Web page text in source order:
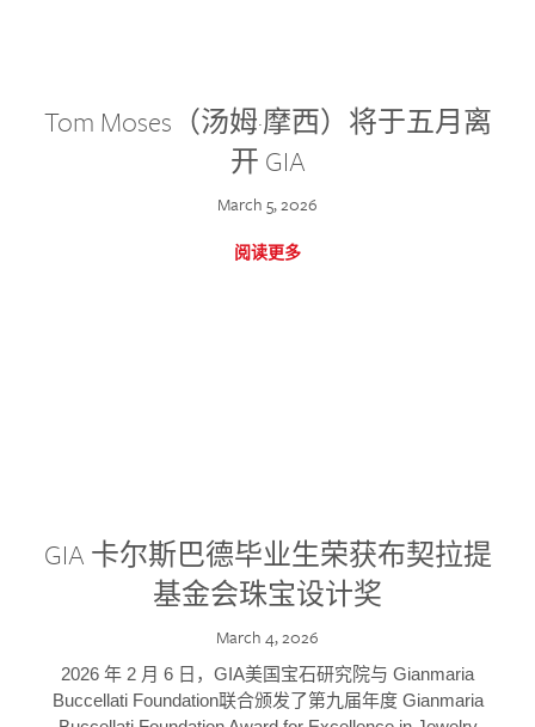
Tom Moses（汤姆·摩西）将于五月离
开 GIA
March 5, 2026
阅读更多
GIA 卡尔斯巴德毕业生荣获布契拉提
基金会珠宝设计奖
March 4, 2026
2026 年 2 月 6 日，GIA美国宝石研究院与 Gianmaria
Buccellati Foundation联合颁发了第九届年度 Gianmaria